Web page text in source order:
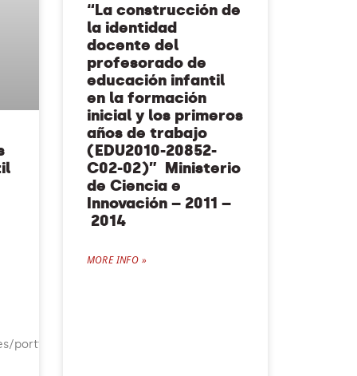
portfolio/apren-
“La construcción de
la identidad
docente del
profesorado de
educación infantil
en la formación
inicial y los primeros
años de trabajo
(EDU2010-20852-
C02-02)” Ministerio
de Ciencia e
Innovación – 2011 –
2014
MORE INFO »